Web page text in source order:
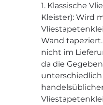
1. Klassische
Kleister): Wird
Wand
nicht im
da die